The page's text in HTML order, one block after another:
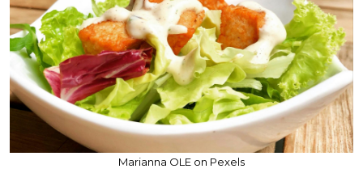
Marianna OLE on Pexels